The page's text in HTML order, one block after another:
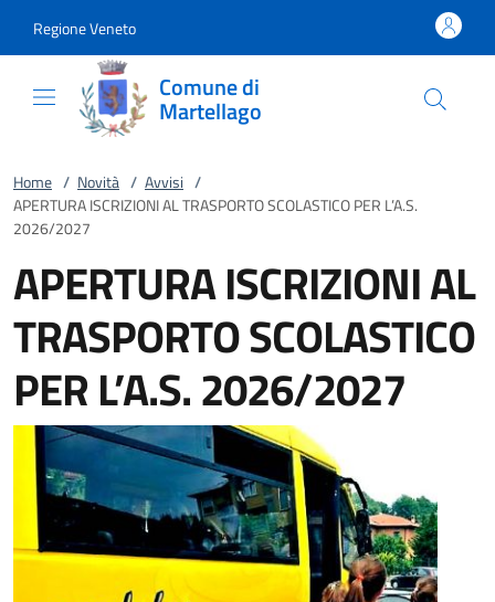
Regione Veneto
Comune di
Martellago
Home / Novità / Avvisi /
APERTURA ISCRIZIONI AL TRASPORTO SCOLASTICO PER L’A.S.
2026/2027
APERTURA ISCRIZIONI AL
TRASPORTO SCOLASTICO
PER L’A.S. 2026/2027